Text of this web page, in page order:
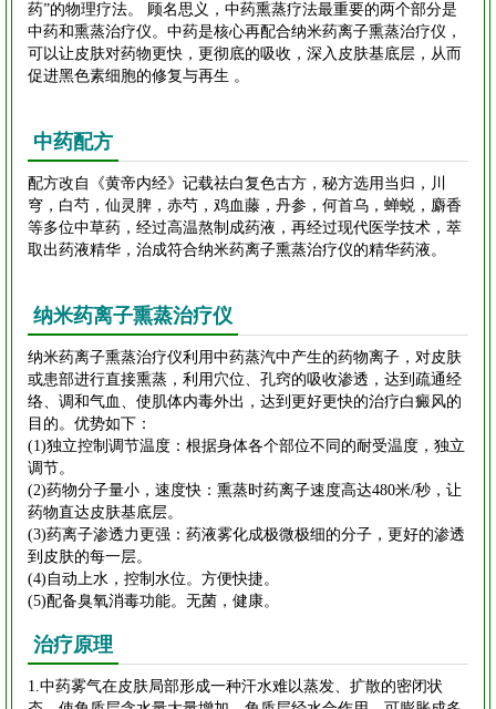
药”的物理疗法。 顾名思义，中药熏蒸疗法最重要的两个部分是
中药和熏蒸治疗仪。中药是核心再配合纳米药离子熏蒸治疗仪，
可以让皮肤对药物更快，更彻底的吸收，深入皮肤基底层，从而
促进黑色素细胞的修复与再生 。
中药配方
配方改自《黄帝内经》记载祛白复色古方，秘方选用当归，川
穹，白芍，仙灵脾，赤芍，鸡血藤，丹参，何首乌，蝉蜕，麝香
等多位中草药，经过高温熬制成药液，再经过现代医学技术，萃
取出药液精华，治成符合纳米药离子熏蒸治疗仪的精华药液。
纳米药离子熏蒸治疗仪
纳米药离子熏蒸治疗仪利用中药蒸汽中产生的药物离子，对皮肤
或患部进行直接熏蒸，利用穴位、孔窍的吸收渗透，达到疏通经
络、调和气血、使肌体内毒外出，达到更好更快的治疗白癜风的
目的。优势如下：
(1)独立控制调节温度：根据身体各个部位不同的耐受温度，独立
调节。
(2)药物分子量小，速度快：熏蒸时药离子速度高达480米/秒，让
药物直达皮肤基底层。
(3)药离子渗透力更强：药液雾化成极微极细的分子，更好的渗透
到皮肤的每一层。
(4)自动上水，控制水位。方便快捷。
(5)配备臭氧消毒功能。无菌，健康。
治疗原理
1.中药雾气在皮肤局部形成一种汗水难以蒸发、扩散的密闭状